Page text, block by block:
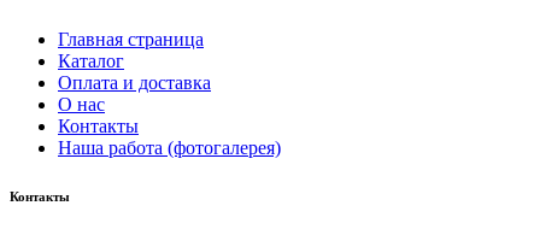
Главная страница
Каталог
Оплата и доставка
О нас
Контакты
Наша работа (фотогалерея)
Контакты